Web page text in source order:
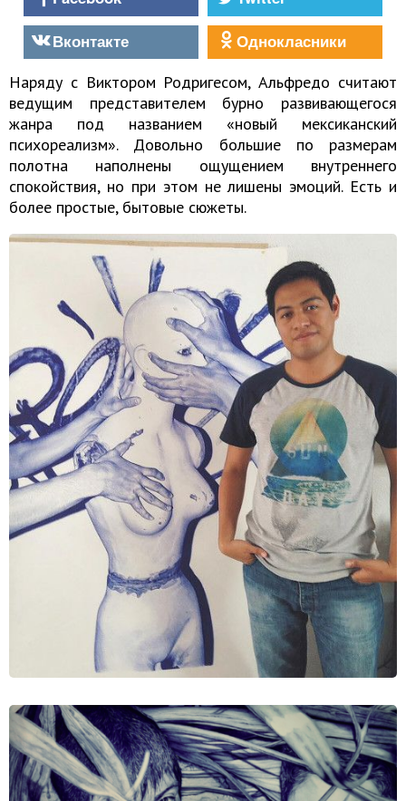
Вконтакте
Однокласники
Наряду с Виктором Родригесом, Альфредо считают
ведущим представителем бурно развивающегося
жанра под названием «новый мексиканский
психореализм». Довольно большие по размерам
полотна наполнены ощущением внутреннего
спокойствия, но при этом не лишены эмоций. Есть и
более простые, бытовые сюжеты.